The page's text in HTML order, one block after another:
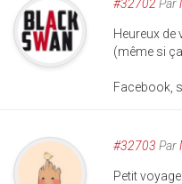
#32702 Par
Heureux
(même si
Facebook,
#32703 Par
Petit